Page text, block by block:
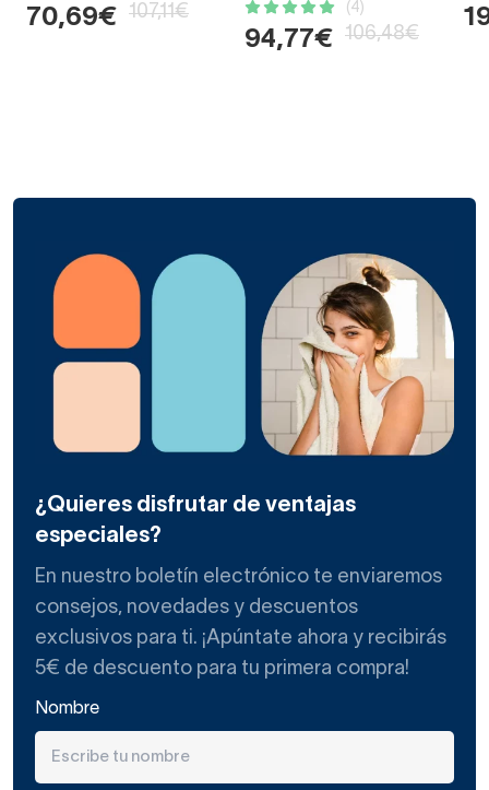
70,69€ 107,11€ (4)
94,77€ 106,48€
¿Quieres disfrutar de ventajas
especiales?
En nuestro boletín electrónico te enviaremos
consejos, novedades y descuentos
exclusivos para ti. ¡Apúntate ahora y recibirás
5€ de descuento para tu primera compra!
Nombre